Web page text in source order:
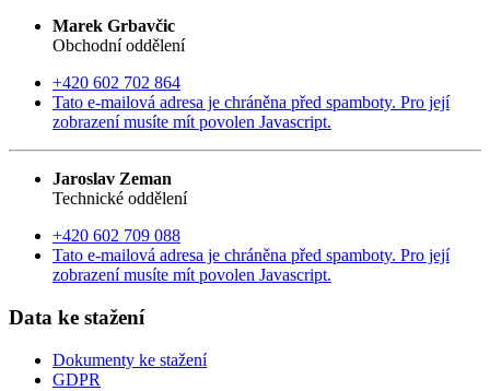
Marek Grbavčic
Obchodní oddělení
+420 602 702 864
Tato e-mailová adresa je chráněna před spamboty. Pro její
zobrazení musíte mít povolen Javascript.
Jaroslav Zeman
Technické oddělení
+420 602 709 088
Tato e-mailová adresa je chráněna před spamboty. Pro její
zobrazení musíte mít povolen Javascript.
Data ke stažení
Dokumenty ke stažení
GDPR